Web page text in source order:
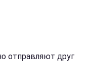
отправляют друг